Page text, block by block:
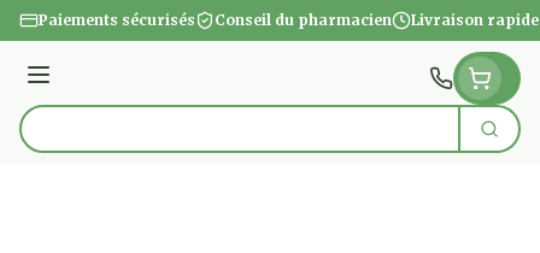
Aller au contenu
Paiements sécurisés Conseil du pharmacien Livraison rapide
Menu
Rechercher